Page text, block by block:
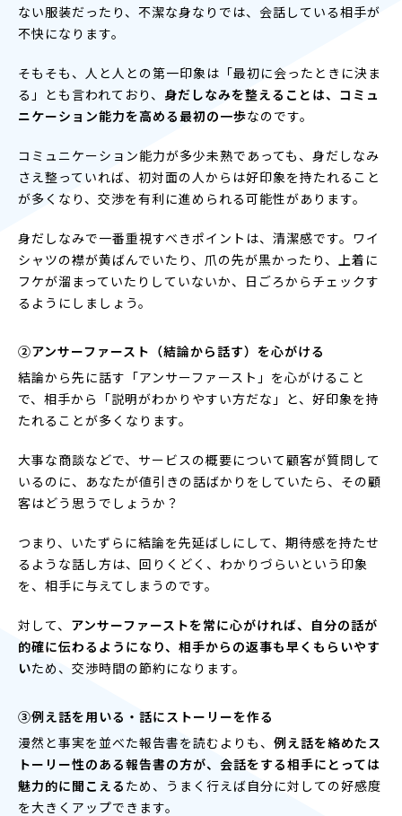
ない服装だったり、不潔な身なりでは、会話している相手が
不快になります。
そもそも、人と人との第一印象は「最初に会ったときに決ま
る」とも言われており、 身だしなみを整えることは、コミュ
ニケーション能力を高める最初の一歩なのです。
コミュニケーション能力が多少未熟であっても、身だしなみ
さえ整っていれば、初対面の人からは好印象を持たれること
が多くなり、交渉を有利に進められる可能性があります。
身だしなみで一番重視すべきポイントは、清潔感です。ワイ
シャツの襟が黄ばんでいたり、爪の先が黒かったり、上着に
フケが溜まっていたりしていないか、日ごろからチェックす
るようにしましょう。
②アンサーファースト（結論から話す）を心がける
結論から先に話す「アンサーファースト」を心がけること
で、相手から「説明がわかりやすい方だな」と、好印象を持
たれることが多くなります。
大事な商談などで、サービスの概要について顧客が質問して
いるのに、あなたが値引きの話ばかりをしていたら、その顧
客はどう思うでしょうか？
つまり、いたずらに結論を先延ばしにして、期待感を持たせ
るような話し方は、回りくどく、わかりづらいという印象
を、相手に与えてしまうのです。
対して、 アンサーファーストを常に心がければ、自分の話が
的確に伝わるようになり、相手からの返事も早くもらいやす
いため、交渉時間の節約になります。
③例え話を用いる・話にストーリーを作る
漫然と事実を並べた報告書を読むよりも、 例え話を絡めたス
トーリー性のある報告書の方が、会話をする相手にとっては
魅力的に聞こえる ため、うまく行えば自分に対しての好感度
を大きくアップできます。